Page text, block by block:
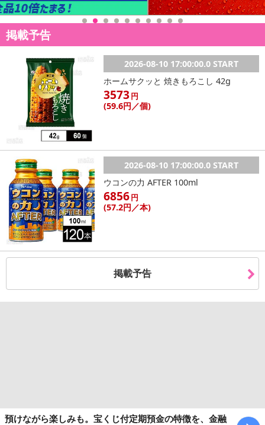
掲載予告
2026-08-10 17:00:00.0 START
ホームサクッと 焼きもろこし 42g
3573円
(59.6円 ／個)
2026-08-10 17:00:00.0 START
ウコンの力 AFTER 100ml
6856円
(57.2円 ／本)
掲載予告
預けながら楽しみも。宝くじ付定期預金の特徴を、金融